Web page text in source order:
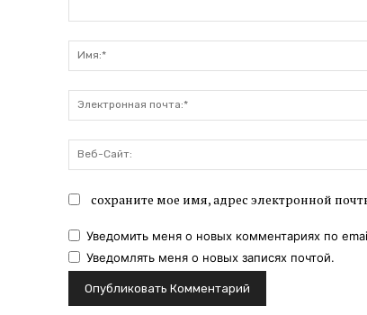
сохраните мое имя, адрес электронной
Уведомить меня о новых комментариях по
Уведомлять меня о новых записях почтой.